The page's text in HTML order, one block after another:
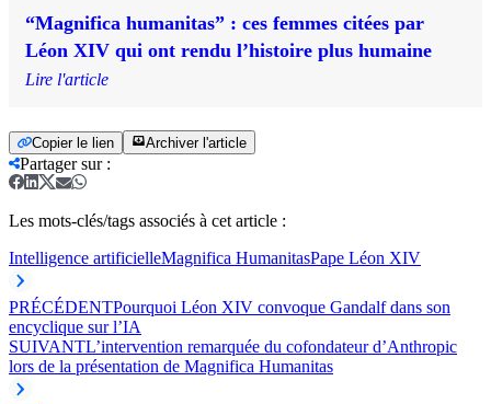
“Magnifica humanitas” : ces femmes citées par
Léon XIV qui ont rendu l’histoire plus humaine
Lire l'article
Copier le lien Archiver l'article
Partager sur:
Les mots-clés/tags associés à cet article :
Intelligence artificielleMagnifica HumanitasPape Léon XIV
PRÉCÉDENTPourquoi Léon XIV convoque Gandalf dans son
encyclique sur l’IA
SUIVANTL’intervention remarquée du cofondateur d’Anthropic
lors de la présentation de Magnifica Humanitas